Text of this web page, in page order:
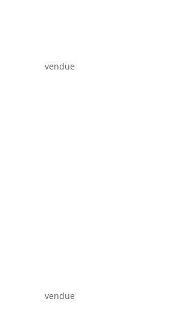
vendue
vendue